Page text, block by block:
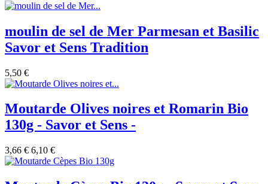
moulin de sel de Mer Parmesan et Basilic
Savor et Sens Tradition
5,50 €
Moutarde Olives noires et Romarin Bio
130g - Savor et Sens -
3,66 € 6,10 €